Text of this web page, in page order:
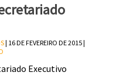
| 16 DE FEVEREIRO DE 2015 |